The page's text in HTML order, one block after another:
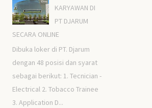
KARYAWAN DI
PT DJARUM
SECARA ONLINE
Dibuka loker di PT. Djarum
dengan 48 posisi dan syarat
sebagai berikut: 1. Tecnician -
Electrical 2. Tobacco Trainee
3. Application D...